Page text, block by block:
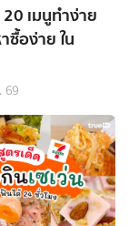
เมนูทำง่าย
อง่าย ใน
69